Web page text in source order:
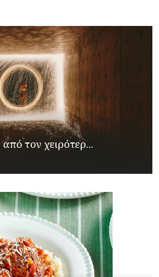
τον χειρότερ...